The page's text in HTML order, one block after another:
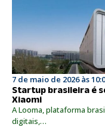
7 de maio de 2026 às
Startup brasileira é
Xiaomi
A Looma, plataforma
digitais,…